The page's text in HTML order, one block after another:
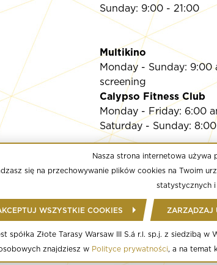
Sunday: 9:00 - 21:00
Multikino
Monday - Sunday: 9:00
screening
Calypso Fitness Club
Monday - Friday: 6:00
Saturday - Sunday:
Nasza strona internetowa
się na przechowywanie plików cookies na
statystycznych
WSZYSTKIE COOKIES ZARZĄDZAJ
Złote Tarasy Warsaw III S.á r.l. sp.j. z siedzibą
znajdziesz w Polityce prywatności, a na temat